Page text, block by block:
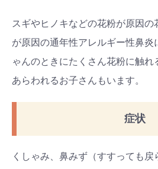
スギやヒノキなどの花粉が原因の
が原因の通年性アレルギー性鼻炎
ゃんのときにたくさん花粉に触
あらわれるお子さんもいます。
症状
くしゃみ、鼻みず（すすっても